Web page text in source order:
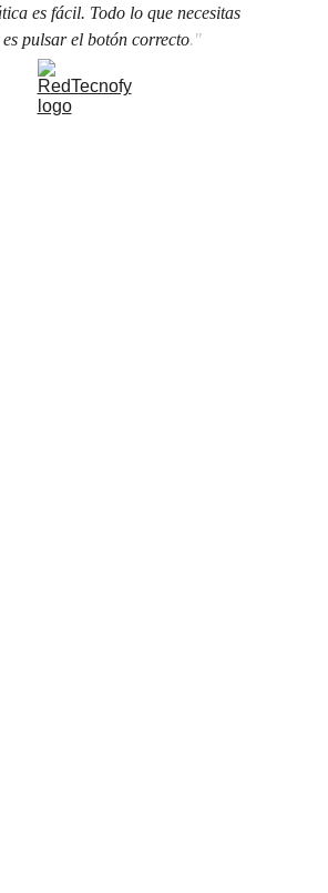
es fácil. Todo lo que necesitas
pulsar el botón correcto."